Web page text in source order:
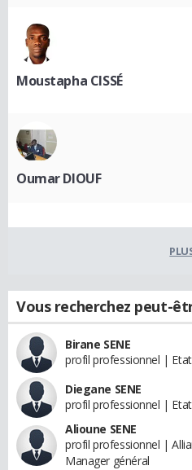
Moustapha CISSÉ
Oumar DIOUF
Vous recherchez peut-
Birane SENE
profil professionnel | Etat
Diegane SENE
profil professionnel |
Alioune SENE
profil professionnel |
Manager général